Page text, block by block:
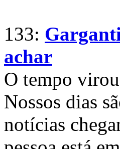
133:
achar
O tempo
Nossos dias
notícias